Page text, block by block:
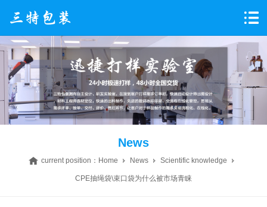
News
current position： Home News Scientific knowledge
CPE抽绳袋\束口袋为什么被市场青睐